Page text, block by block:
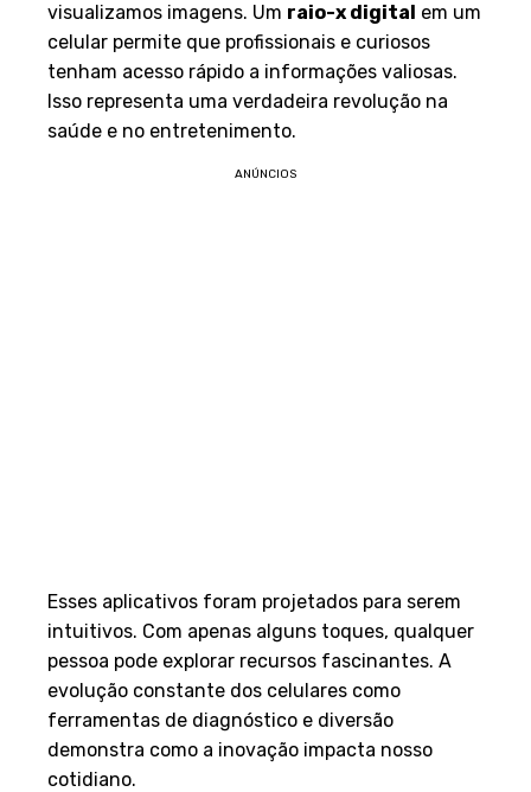
visualizamos imagens. Um raio-x digital em um
celular permite que profissionais e curiosos
tenham acesso rápido a informações valiosas.
Isso representa uma verdadeira revolução na
saúde e no entretenimento.
ANÚNCIOS
Esses aplicativos foram projetados para serem
intuitivos. Com apenas alguns toques, qualquer
pessoa pode explorar recursos fascinantes. A
evolução constante dos celulares como
ferramentas de diagnóstico e diversão
demonstra como a inovação impacta nosso
cotidiano.